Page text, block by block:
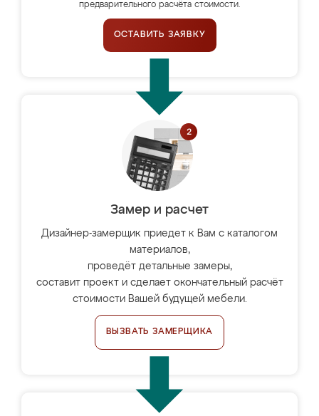
предварительного расчёта стоимости.
ОСТАВИТЬ ЗАЯВКУ
Замер и расчет
Дизайнер-замерщик приедет к Вам с каталогом
материалов,
проведёт детальные замеры,
составит проект и сделает окончательный расчёт
стоимости Вашей будущей мебели.
ВЫЗВАТЬ ЗАМЕРЩИКА